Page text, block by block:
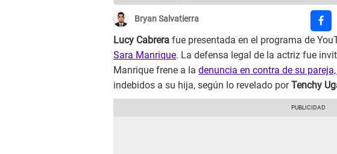
Bryan Salvatierra
Lucy Cabrera fue presentada en el programa de
Sara Manrique. La defensa legal de la actriz fue
Manrique frene a la denuncia en contra de su
indebidos a su hija, según lo revelado porTenchy